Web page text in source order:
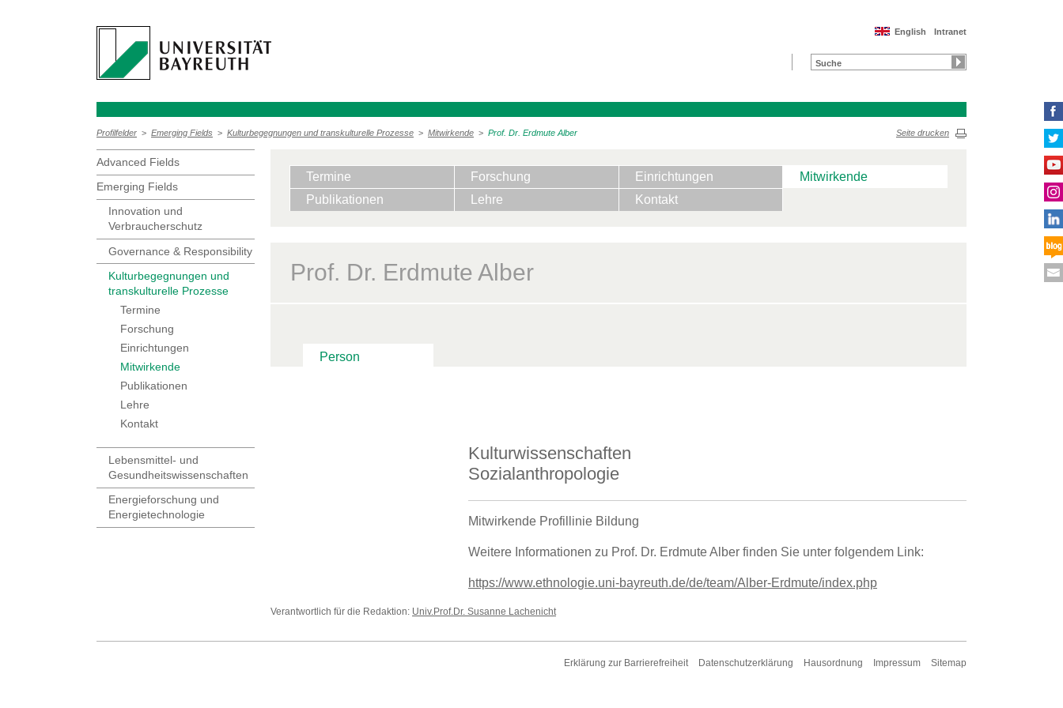
Intranet
English
Profilfelder > Emerging Fields > Kulturbegegnungen und transkulturelle Prozesse > Mitwirkende > Prof. Dr. Erdmute Alber Seite drucken
Advanced Fields
Emerging Fields
Innovation und
Verbraucherschutz
Governance & Responsibility
Kulturbegegnungen und
transkulturelle Prozesse
Termine
Forschung
Einrichtungen
Mitwirkende
Publikationen
Lehre
Kontakt
Lebensmittel- und
Gesundheitswissenschaften
Energieforschung und
Energietechnologie
Termine Forschung Einrichtungen
Mitwirkende
Publikationen
Lehre Kontakt
Prof. Dr. Erdmute Alber
Person
Kulturwissenschaften
Sozialanthropologie
Mitwirkende Profillinie Bildung
Weitere Informationen zu Prof. Dr. Erdmute Alber finden Sie unter folgendem Link:
https://www.ethnologie.uni-bayreuth.de/de/team/Alber-Erdmute/index.php
Verantwortlich für die Redaktion: Univ.Prof.Dr. Susanne Lachenicht
Erklärung zur Barrierefreiheit Datenschutzerklärung Hausordnung Impressum Sitemap